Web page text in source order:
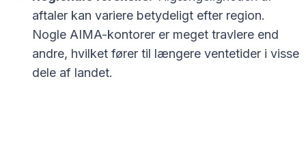
aftaler kan variere betydeligt efter region.
Nogle AIMA-kontorer er meget travlere end
andre, hvilket fører til længere ventetider i visse
dele af landet.